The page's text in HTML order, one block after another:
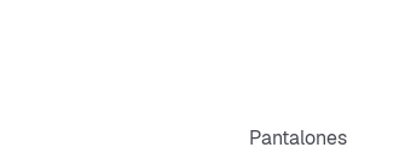
Pantalones